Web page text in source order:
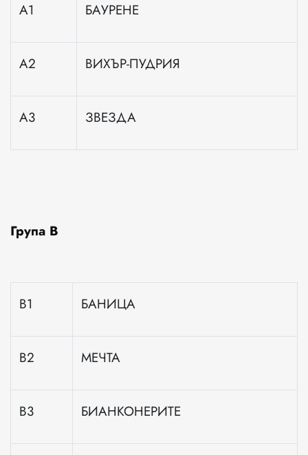
А1 БАУРЕНЕ
А2 ВИХЪР-ПУДРИЯ
А3 ЗВЕЗДА
Група В
В1 БАНИЦА
В2 МЕЧТА
В3 БИАНКОНЕРИТЕ